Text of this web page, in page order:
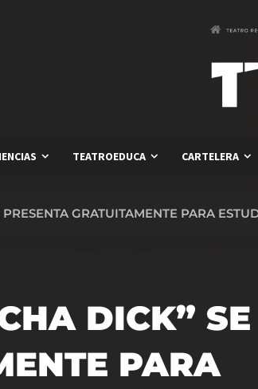
TEATROEDUCA CARTELERA
GRATUITAMENTE PARA
DICK”
PARA